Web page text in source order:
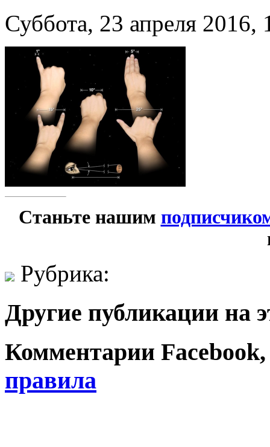
Суббота, 23 апреля 2016,
Станьте нашим
Рубрика:
Другие публикации на
Комментарии
правила